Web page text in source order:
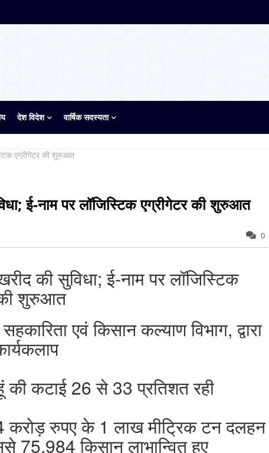
देश विदेश वार्षिक सदस्यता
एग्रीगेटर की शुरुआत
ई-नाम पर लॉजिस्टिक एग्रीगेटर की शुरुआत
0
खरीद की सुविधा; ई-नाम पर लॉजिस्टिक
शुरुआत
एवं किसान कल्याण विभाग, द्वारा
कटाई 26 से 33 प्रतिशत रही
रुपए के 1 लाख मीट्रिक टन दलहन
75,984 किसान लाभान्वित हुए